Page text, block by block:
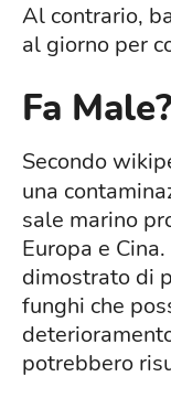
Al contrario,
al giorno per
Fa Male?
Secondo
una
sale marino
Europa e
dimostrato di
funghi che
potrebbero